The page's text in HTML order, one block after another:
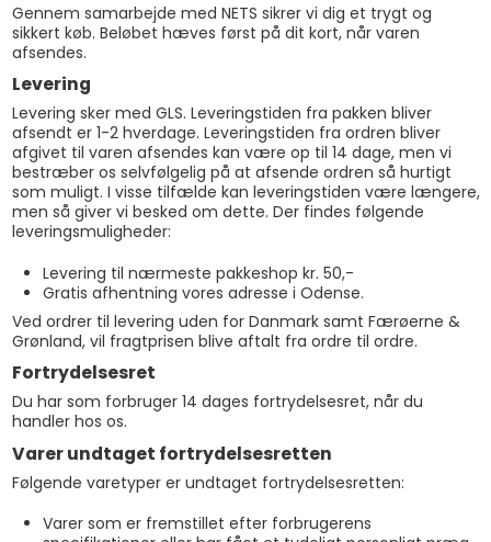
Gennem samarbejde med NETS sikrer vi dig et trygt og
sikkert køb. Beløbet hæves først på dit kort, når varen
afsendes.
Levering
Levering sker med GLS. Leveringstiden fra pakken bliver
afsendt er 1-2 hverdage. Leveringstiden fra ordren bliver
afgivet til varen afsendes kan være op til 14 dage, men vi
bestræber os selvfølgelig på at afsende ordren så hurtigt
som muligt. I visse tilfælde kan leveringstiden være længere,
men så giver vi besked om dette. Der findes følgende
leveringsmuligheder:
Levering til nærmeste pakkeshop kr. 50,-
Gratis afhentning vores adresse i Odense.
Ved ordrer til levering uden for Danmark samt Færøerne &
Grønland, vil fragtprisen blive aftalt fra ordre til ordre.
Fortrydelsesret
Du har som forbruger 14 dages fortrydelsesret, når du
handler hos os.
Varer undtaget fortrydelsesretten
Følgende varetyper er undtaget fortrydelsesretten:
Varer som er fremstillet efter forbrugerens